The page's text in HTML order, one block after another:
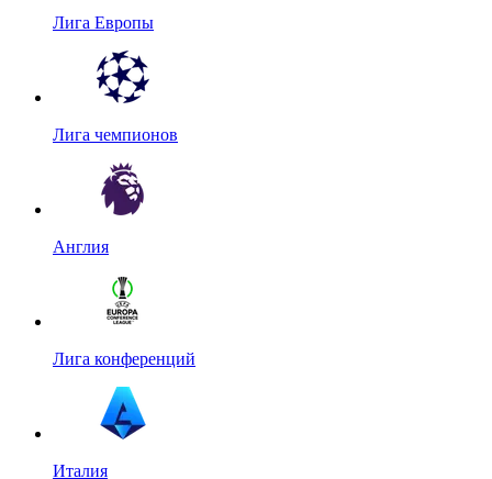
Лига Европы
Лига чемпионов
Англия
Лига конференций
Италия